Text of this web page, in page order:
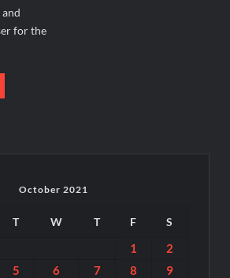
and
for the
October 2021
T W T F S
1 2
5 6 7 8 9